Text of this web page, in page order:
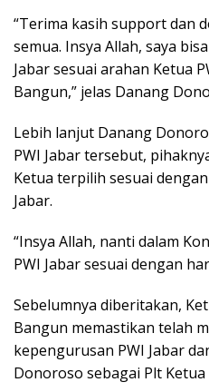
“Terima kasih support dan
semua. Insya Allah, saya
Jabar sesuai arahan Ketua
Bangun,” jelas Danang
Lebih lanjut Danang
PWI Jabar tersebut,
Ketua terpilih sesuai
Jabar.
“Insya Allah, nanti dalam
PWI Jabar sesuai dengan
Sebelumnya diberitakan,
Bangun memastikan telah
kepengurusan PWI Jabar
Donoroso sebagai Plt Ketua